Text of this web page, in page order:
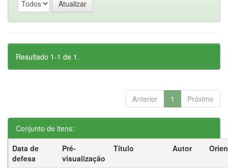
Resultado 1-1 de 1.
Anterior 1 Próximo
Conjunto de itens:
Data de
defesa
Pré-
visualização
Título Autor